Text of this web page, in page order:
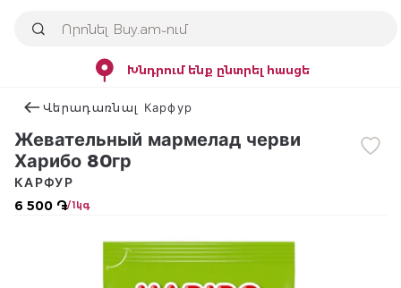
Խնդրում ենք ընտրել հասցե
Վերադառնալ Карфур
Жевательный мармелад черви
Харибо 80гр
6 500 ֏/ 1կգ
КАРФУР